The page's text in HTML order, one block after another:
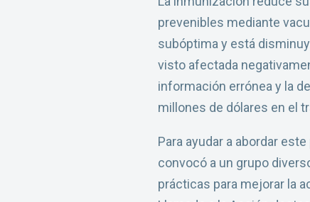
prevenibles mediante
subóptima y está
visto afectada
información errónea y la
millones de dólares en el
Para ayudar a abordar
convocó a un grupo
prácticas para mejorar la